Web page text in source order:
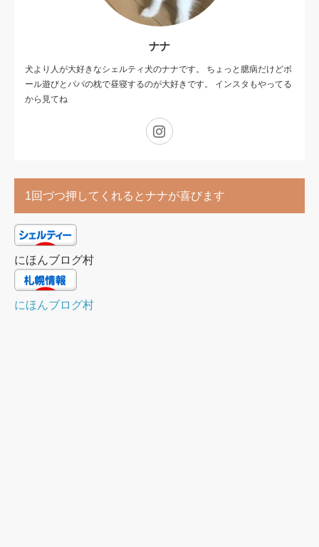
ナナ
犬より人が大好きなシェルティ犬のナナです。 ちょっと臆病だけどボ
ール遊びとパパの枕で昼寝するのが大好きです。 インスタもやってる
から見てね
1回づつ押してくれるとナナが喜びます
にほんブログ村
にほんブログ村